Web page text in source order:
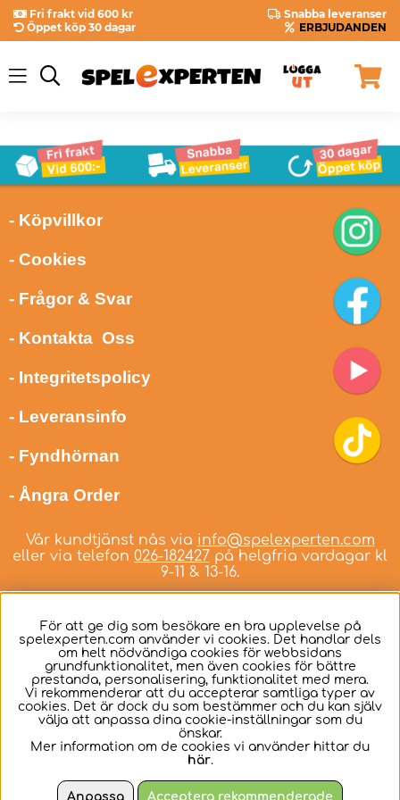
Fri frakt vid 600 kr
Snabba leveranser
Öppet köp 30 dagar
ERBJUDANDEN
- Köpvillkor
- Cookies
- Frågor & Svar
- Kontakta Oss
- Integritetspolicy
- Leveransinfo
- Fyndhörnan
- Ångra Order
Vår kundtjänst nås via info@spelexperten.com
eller via telefon 026-182427 på helgfria vardagar kl
9-11 & 13-16.
Svenska
För att ge dig som besökare en bra upplevelse på
spelexperten.com använder vi cookies. Det handlar dels
om helt nödvändiga cookies för webbsidans
grundfunktionalitet, men även cookies för bättre
prestanda, personalisering, funktionalitet med mera.
Vi rekommenderar att du accepterar samtliga typer av
cookies. Det är dock du som bestämmer och du kan själv
välja att anpassa dina cookie-inställningar som du
önskar.
Mer information om de cookies vi använder hittar du
här.
Anpassa Acceptera rekommenderade